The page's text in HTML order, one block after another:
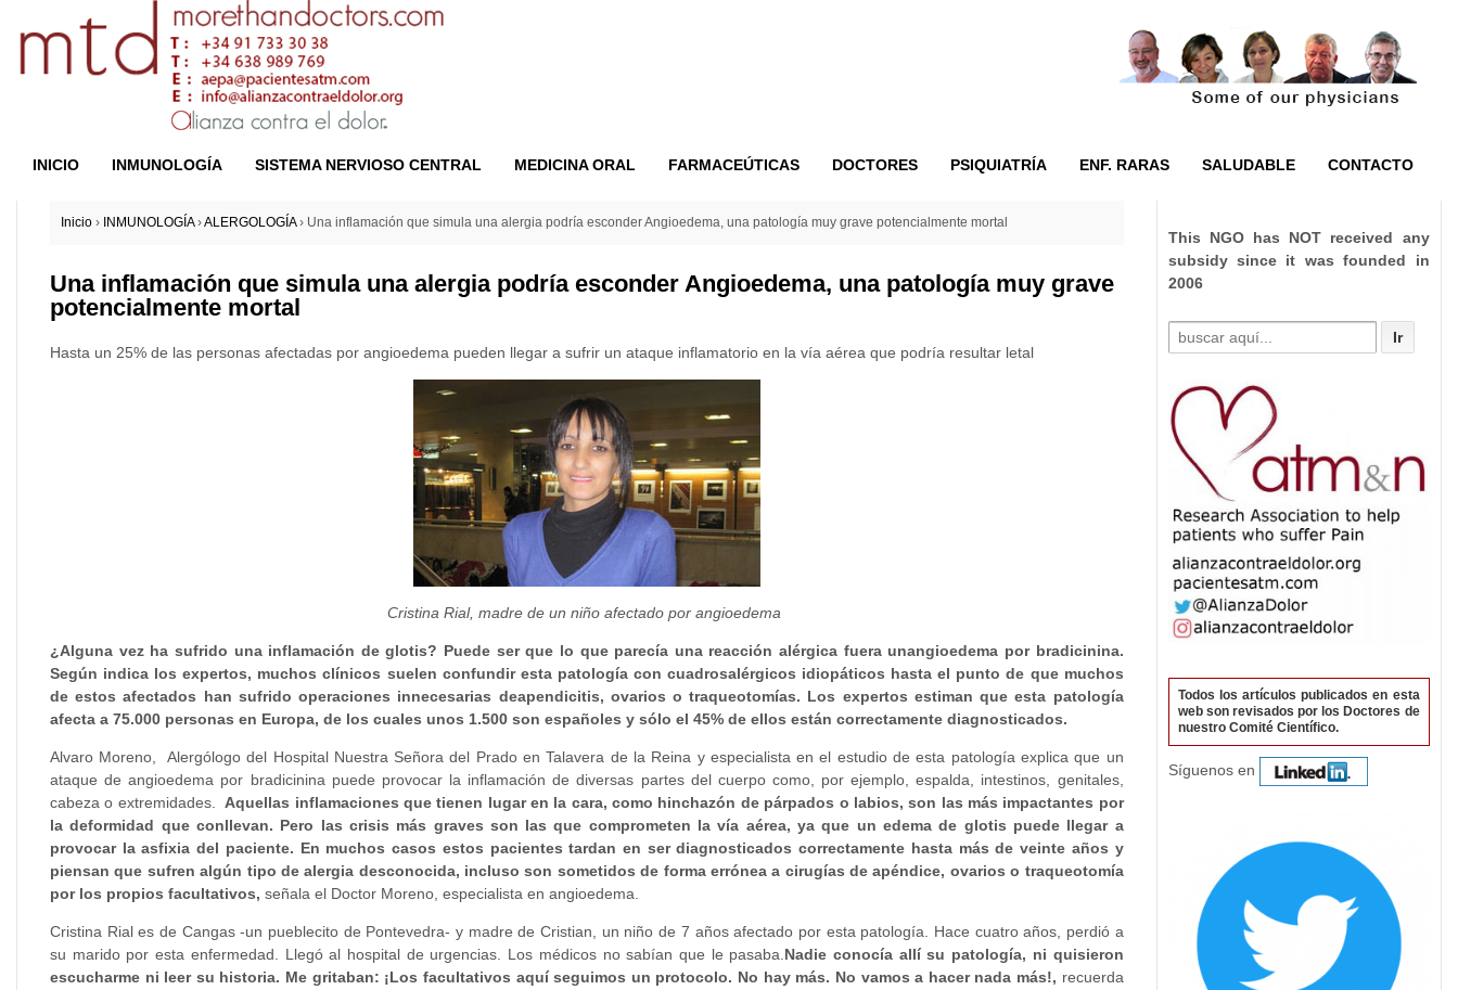
INICIO INMUNOLOGÍA SISTEMA NERVIOSO CENTRAL MEDICINA ORAL FARMACEÚTICAS DOCTORES PSIQUIATRÍA ENF. RARAS SALUDABLE CONTACTO
Inicio › INMUNOLOGÍA ›ALERGOLOGÍA › Una inflamación que simula una alergia podría esconder Angioedema, una patología muy grave potencialmente mortal
Una inflamación que simula una alergia podría esconder Angioedema, una patología muy grave
potencialmente mortal
Hasta un 25% de las personas afectadas por angioedema pueden llegar a sufrir un ataque inflamatorio en la vía aérea que podría resultar letal
Cristina Rial, madre de un niño afectado por angioedema
¿Alguna vez ha sufrido una inflamación de glotis? Puede ser que lo que parecía una reacción alérgica fuera unangioedema por bradicinina.
Según indica los expertos, muchos clínicos suelen confundir esta patología con cuadrosalérgicos idiopáticos hasta el punto de que muchos
de estos afectados han sufrido operaciones innecesarias deapendicitis, ovarios o traqueotomías. Los expertos estiman que esta patología
afecta a 75.000 personas en Europa, de los cuales unos 1.500 son españoles y sólo el 45% de ellos están correctamente diagnosticados.
Alvaro Moreno, Alergólogo del Hospital Nuestra Señora del Prado en Talavera de la Reina y especialista en el estudio de esta patología explica que un
ataque de angioedema por bradicinina puede provocar la inflamación de diversas partes del cuerpo como, por ejemplo, espalda, intestinos, genitales,
cabeza o extremidades. Aquellas inflamaciones que tienen lugar en la cara, como hinchazón de párpados o labios, son las más impactantes por
la deformidad que conllevan. Pero las crisis más graves son las que comprometen la vía aérea, ya que un edema de glotis puede llegar a
provocar la asfixia del paciente. En muchos casos estos pacientes tardan en ser diagnosticados correctamente hasta más de veinte años y
piensan que sufren algún tipo de alergia desconocida, incluso son sometidos de forma errónea a cirugías de apéndice, ovarios o traqueotomía
por los propios facultativos, señala el Doctor Moreno, especialista en angioedema.
Cristina Rial es de Cangas -un pueblecito de Pontevedra- y madre de Cristian, un niño de 7 años afectado por esta patología. Hace cuatro años, perdió a
su marido por esta enfermedad. Llegó al hospital de urgencias. Los médicos no sabían que le pasaba. Nadie conocía allí su patología, ni quisieron
escucharme ni leer su historia. Me gritaban: ¡Los facultativos aquí seguimos un protocolo. No hay más. No vamos a hacer nada más!, recuerda
This NGO has NOT received any
subsidy since it was founded in
2006
Buscar
por:
Todos los artículos publicados en esta
web son revisados por los Doctores de
nuestro Comité Científico.
Síguenos en